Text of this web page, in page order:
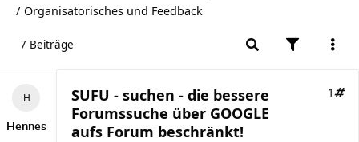
Organisatorisches und Feedback
7 Beiträge
Hennes
SUFU - suchen - die bessere
Forumssuche über GOOGLE
aufs Forum beschränkt!
1